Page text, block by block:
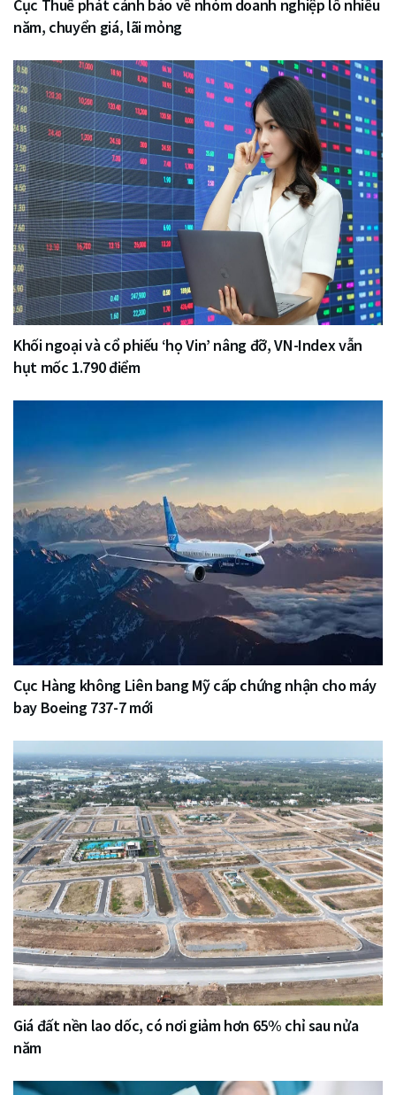
Cục Thuế phát cảnh báo về nhóm doanh nghiệp lỗ nhiều
năm, chuyển giá, lãi mỏng
Khối ngoại và cổ phiếu ‘họ Vin’ nâng đỡ, VN-Index vẫn
hụt mốc 1.790 điểm
Cục Hàng không Liên bang Mỹ cấp chứng nhận cho máy
bay Boeing 737-7 mới
Giá đất nền lao dốc, có nơi giảm hơn 65% chỉ sau nửa
năm